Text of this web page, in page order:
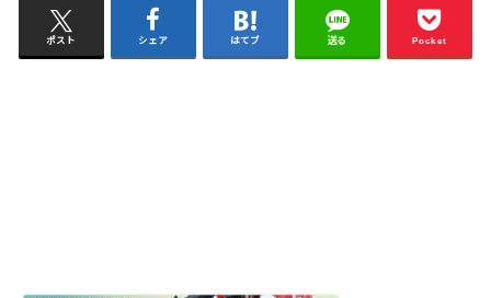
ポスト シェア はてブ 送る Pocket